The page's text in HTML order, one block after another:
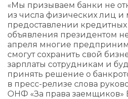
«Мы призываем банки не
из числа физических лиц и
предоставлении
объявления президентом
апреля многие
смогут сохранить свой
зарплаты сотрудникам и
принять решение о
в пресс-релизе слова
ОНФ «За права заемщиков»